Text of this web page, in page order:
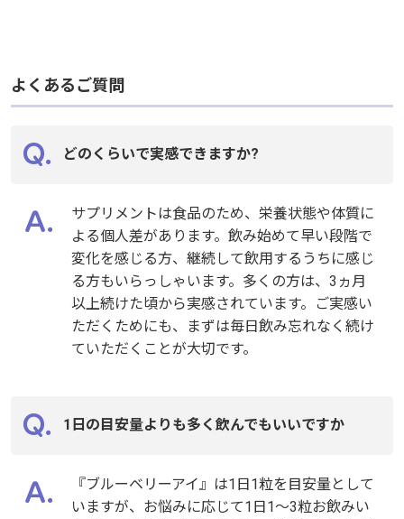
よくあるご質問
どのくらいで実感できますか?
サプリメントは食品のため、栄養状態や体質に
よる個人差があります。飲み始めて早い段階で
変化を感じる方、継続して飲用するうちに感じ
る方もいらっしゃいます。多くの方は、3ヵ月
以上続けた頃から実感されています。ご実感い
ただくためにも、まずは毎日飲み忘れなく続け
ていただくことが大切です。
1日の目安量よりも多く飲んでもいいですか
『ブルーベリーアイ』は1日1粒を目安量として
いますが、お悩みに応じて1日1～3粒お飲みい